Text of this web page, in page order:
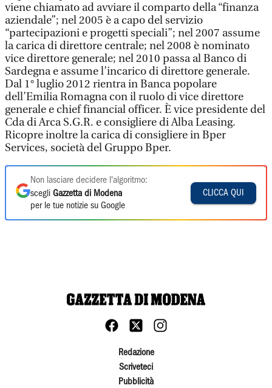
viene chiamato ad avviare il comparto della “finanza
aziendale”; nel 2005 è a capo del servizio
“partecipazioni e progetti speciali”; nel 2007 assume
la carica di direttore centrale; nel 2008 è nominato
vice direttore generale; nel 2010 passa al Banco di
Sardegna e assume l’incarico di direttore generale.
Dal 1° luglio 2012 rientra in Banca popolare
dell’Emilia Romagna con il ruolo di vice direttore
generale e chief financial officer. È vice presidente del
Cda di Arca S.G.R. e consigliere di Alba Leasing.
Ricopre inoltre la carica di consigliere in Bper
Services, società del Gruppo Bper.
Non lasciare decidere l'algoritmo:
scegli Gazzetta di Modena
per le tue notizie su Google
CLICCA QUI
Redazione
Scriveteci
Pubblicità